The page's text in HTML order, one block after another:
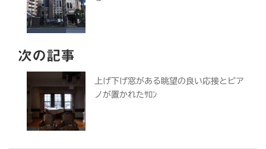
次の記事
上げ下げ窓がある眺望の良い応接とピア
ノが置かれたｻﾛﾝ